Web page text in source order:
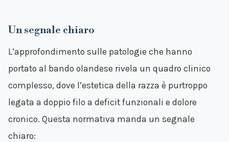
Un segnale chiaro
L’approfondimento sulle patologie che hanno
portato al bando olandese rivela un quadro clinico
complesso, dove l’estetica della razza è purtroppo
legata a doppio filo a deficit funzionali e dolore
cronico. Questa normativa manda un segnale
chiaro: